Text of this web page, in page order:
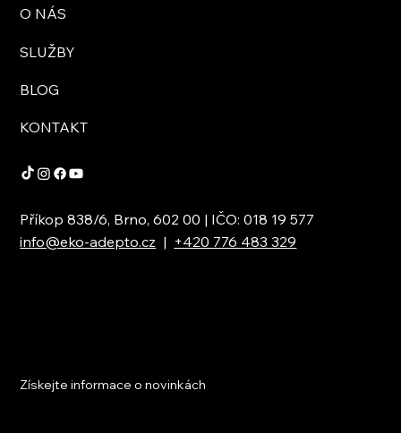
O NÁS
SLUŽBY
BLOG
KONTAKT
Příkop 838/6, Brno, 602 00 | IČO: 018 19 577
info@eko-adepto.cz | +420 776 483 329
Získejte informace o novinkách